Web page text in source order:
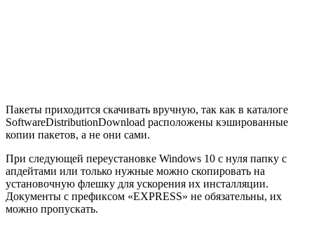
Пакеты приходится скачивать вручную, так как в каталоге
SoftwareDistributionDownload расположены кэшированные
копии пакетов, а не они сами.
При следующей переустановке Windows 10 с нуля папку с
апдейтами или только нужные можно скопировать на
установочную флешку для ускорения их инсталляции.
Документы с префиксом «EXPRESS» не обязательны, их
можно пропускать.